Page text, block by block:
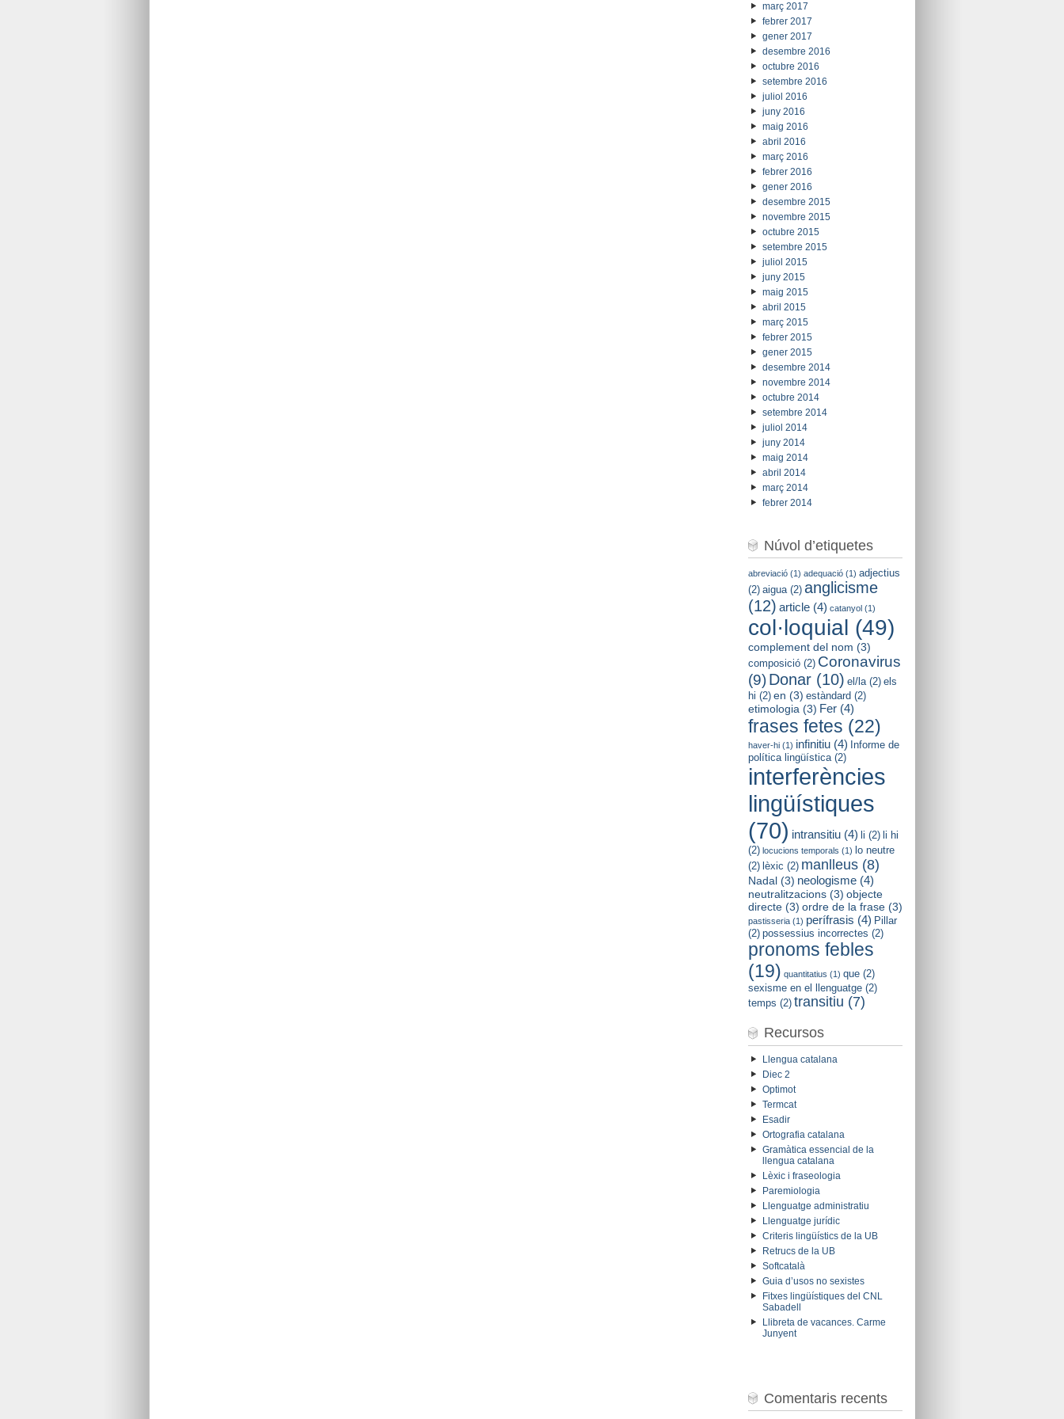
març 2017
febrer 2017
gener 2017
desembre 2016
octubre 2016
setembre 2016
juliol 2016
juny 2016
maig 2016
abril 2016
març 2016
febrer 2016
gener 2016
desembre 2015
novembre 2015
octubre 2015
setembre 2015
juliol 2015
juny 2015
maig 2015
abril 2015
març 2015
febrer 2015
gener 2015
desembre 2014
novembre 2014
octubre 2014
setembre 2014
juliol 2014
juny 2014
maig 2014
abril 2014
març 2014
febrer 2014
Núvol d’etiquetes
abreviació(1) adequació(1) adjectius
(2) aigua(2) anglicisme
(12) article(4) catanyol(1)
col·loquial (49)
complement del nom (3)
composició(2) Coronavirus
(9) Donar(10) el/la(2) els
hi (2) en (3) estàndard (2)
etimologia (3) Fer(4)
frases fetes (22)
haver-hi(1) infinitiu(4) Informe de
política lingüística(2)
interferències
lingüístiques
(70) intransitiu(4) li (2) li hi
(2) locucions temporals (1) lo neutre
(2) lèxic (2) manlleus(8)
Nadal(3) neologisme(4)
neutralitzacions(3) objecte
directe(3) ordre de la frase(3)
pastisseria(1) perífrasis (4) Pillar
(2) possessius incorrectes (2)
pronoms febles
(19) quantitatius (1) que(2)
sexisme en el llenguatge(2)
temps (2) transitiu (7)
Recursos
Llengua catalana
Diec 2
Optimot
Termcat
Esadir
Ortografia catalana
Gramàtica essencial de la
llengua catalana
Lèxic i fraseologia
Paremiologia
Llenguatge administratiu
Llenguatge jurídic
Criteris lingüístics de la UB
Retrucs de la UB
Softcatalà
Guia d’usos no sexistes
Fitxes lingüístiques del CNL
Sabadell
Llibreta de vacances. Carme
Junyent
Comentaris recents